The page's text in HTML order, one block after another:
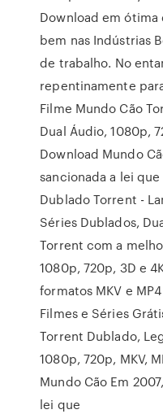
Download em
bem nas Indústrias
de trabalho. No
repentinamente
Filme Mundo Cão
Dual Áudio, 1080p,
Download Mundo
sancionada a lei
Dublado Torrent -
Séries Dublados,
Torrent com a
1080p, 720p, 3D e
formatos MKV e
Filmes e Séries
Torrent Dublado,
1080p, 720p, MKV,
Mundo Cão Em
lei que